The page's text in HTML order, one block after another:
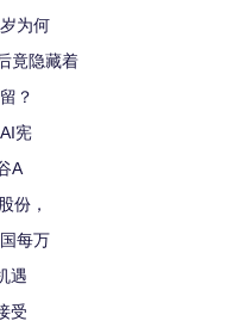
为何
竟隐藏着
？
宪
A
份，
每万
遇
受